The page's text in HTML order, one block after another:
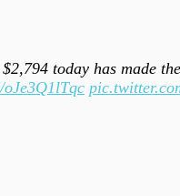
today has made